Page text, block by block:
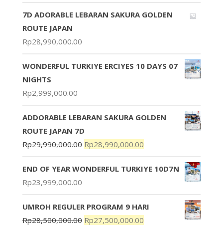
7D ADORABLE LEBARAN SAKURA GOLDEN
ROUTE JAPAN
Rp28,990,000.00
WONDERFUL TURKIYE ERCIYES 10 DAYS 07
NIGHTS
Rp2,999,000.00
ADDORABLE LEBARAN SAKURA GOLDEN
ROUTE JAPAN 7D
Rp29,990,000.00 Rp28,990,000.00
END OF YEAR WONDERFUL TURKIYE 10D7N
Rp23,999,000.00
UMROH REGULER PROGRAM 9 HARI
Rp28,500,000.00 Rp27,500,000.00